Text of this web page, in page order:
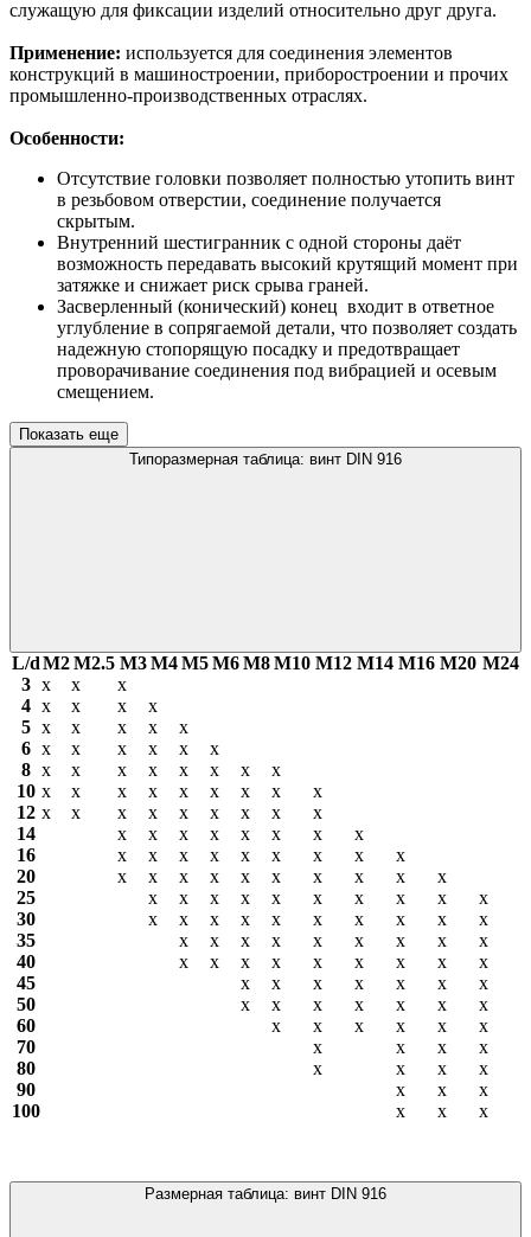
служащую для фиксации изделий относительно друг друга.
Применение: используется для соединения элементов
конструкций в машиностроении, приборостроении и прочих
промышленно-производственных отраслях.
Особенности:
Отсутствие головки позволяет полностью утопить винт
в резьбовом отверстии, соединение получается
скрытым.
Внутренний шестигранник с одной стороны даёт
возможность передавать высокий крутящий момент при
затяжке и снижает риск срыва граней.
Засверленный (конический) конец входит в ответное
углубление в сопрягаемой детали, что позволяет создать
надежную стопорящую посадку и предотвращает
проворачивание соединения под вибрацией и осевым
смещением.
Показать еще
Типоразмерная таблица: винт DIN 916
L/dМ2М2.5 М3 М4 М5 М6 М8 М10 М12 М14 М16 М20 М24
3 х х
х
4 х х х
х
5 х х х х
х
6 х х х х х
х
8 х х х х х х х
х
10 х х х х х х х х
х
12 х х х х х х х х
х
14
х х х х х х х
х
16
х х х х х х х х
х
20
х х х х х х х х х
х
25
х х х х х х х х х
х
30
х х х х х х х х х
х
35
х х х х х х х х
х
40
х х х х х х х х
х
45
х х х х х х
х
50
х х х х х х
х
60
х х х х х
х
70
х х х
х
80
х х х
х
90
х х
х
100
х х х
Размерная таблица: винт DIN 916